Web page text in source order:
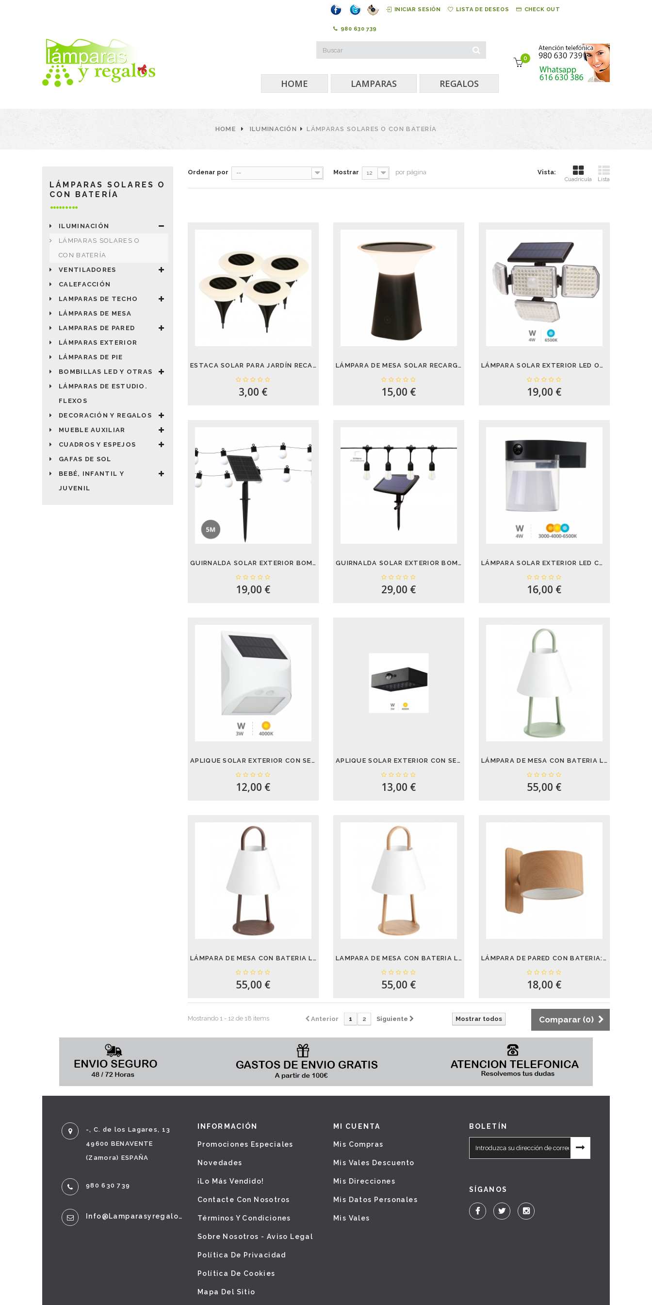
INICIAR SESIÓN LISTA DE DESEOS CHECK OUT
980 630 739
0
HOME LAMPARAS REGALOS
HOME ILUMINACIÓN LÁMPARAS SOLARES O CON BATERÍA
LÁMPARAS SOLARES O
CON BATERÍA
ILUMINACIÓN
LÁMPARAS SOLARES O
CON BATERÍA
VENTILADORES
CALEFACCIÓN
LAMPARAS DE TECHO
LÁMPARAS DE MESA
LAMPARAS DE PARED
LÁMPARAS EXTERIOR
LÁMPARAS DE PIE
BOMBILLAS LED Y OTRAS
LÁMPARAS DE ESTUDIO.
FLEXOS
DECORACIÓN Y REGALOS
MUEBLE AUXILIAR
CUADROS Y ESPEJOS
GAFAS DE SOL
BEBÉ, INFANTIL Y
JUVENIL
Vista:
Cuadrícula Lista
Ordenar por -- Mostrar 12 por página
ESTACA SOLAR PARA JARDÍN RECARGABLE...
3,00 €
LÁMPARA DE MESA SOLAR RECARGABLE PARA...
15,00 €
LÁMPARA SOLAR EXTERIOR LED ORIENTABLE...
19,00 €
GUIRNALDA SOLAR EXTERIOR BOMBILLAS MATE...
19,00 €
GUIRNALDA SOLAR EXTERIOR BOMBILLAS...
29,00 €
LÁMPARA SOLAR EXTERIOR LED CON SENSOR DE...
16,00 €
APLIQUE SOLAR EXTERIOR CON SENSOR DE...
12,00 €
APLIQUE SOLAR EXTERIOR CON SENSOR DE...
13,00 €
LÁMPARA DE MESA CON BATERIA LET VERDE 5W...
55,00 €
LÁMPARA DE MESA CON BATERIA LET NOGAL 5W...
55,00 €
LAMPARA DE MESA CON BATERIA LET NATURAL 5W...
55,00 €
LÁMPARA DE PARED CON BATERIA: 3 COLORES
18,00 €
Comparar (0)
Mostrar todos
Anterior 1 2 Siguiente
Mostrando 1 - 12 de 18 items
-, C. de los Lagares, 13
49600 BENAVENTE
(Zamora) ESPAÑA
980 630 739
Info@lamparasyregalos.es
INFORMACIÓN
Promociones Especiales
Novedades
¡Lo Más Vendido!
Contacte Con Nosotros
Términos Y Condiciones
Sobre Nosotros - Aviso Legal
Política De Privacidad
Política De Cookies
Mapa Del Sitio
MI CUENTA
Mis Compras
Mis Vales Descuento
Mis Direcciones
Mis Datos Personales
Mis Vales
BOLETÍN
SÍGANOS